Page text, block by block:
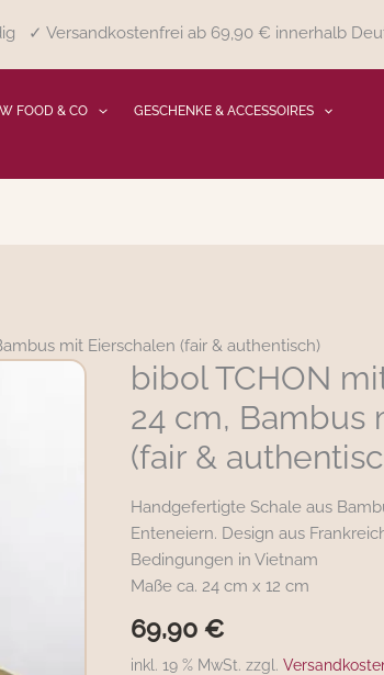
Versandkostenfrei ab 69,90 € innerhalb
FOOD & CO
GESCHENKE & ACCESSOIRES
mit Eierschalen (fair & authentisch)
bibol TCHON
24 cm, Bambus
(fair &
Handgefertigte Schale aus
Enteneiern. Design aus
Bedingungen in Vietnam
Maße ca. 24 cm x 12 cm
69,90 €
inkl. 19 % MwSt. zzgl.
bibol
mittelgroße
Schale
24
cm,
Bambus
mit
Eierschalen
&
authentisch)